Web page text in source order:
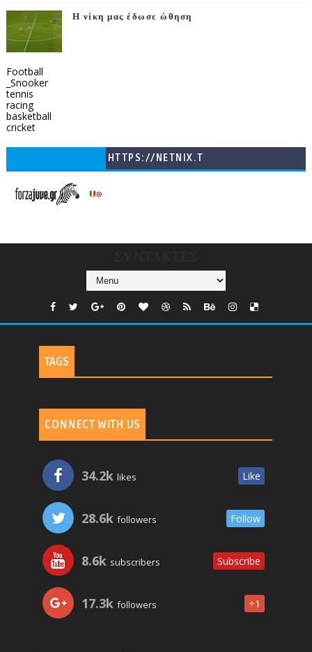
Η νίκη μας έδωσε ώθηση
Football
_Snooker
tennis
racing
basketball
cricket
HTTPS://NETNIX.T
TAGS
CONNECT WITH US
34.2k likes Like
28.6k followers Follow
8.6k subscribers Subscribe
17.3k followers +1